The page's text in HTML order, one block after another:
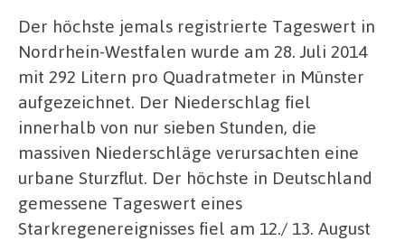
Der höchste jemals registrierte Tageswert in
Nordrhein-Westfalen wurde am 28. Juli 2014
mit 292 Litern pro Quadratmeter in Münster
aufgezeichnet. Der Niederschlag fiel
innerhalb von nur sieben Stunden, die
massiven Niederschläge verursachten eine
urbane Sturzflut. Der höchste in Deutschland
gemessene Tageswert eines
Starkregenereignisses fiel am 12./ 13. August